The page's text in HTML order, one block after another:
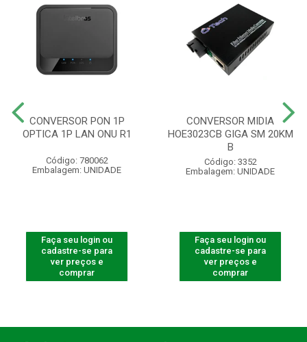
CONVERSOR PON 1P
OPTICA 1P LAN ONU R1
Código: 780062
Embalagem: UNIDADE
Faça seu login ou
cadastre-se para
ver preços e
comprar
CONVERSOR MIDIA
HOE3023CB GIGA SM 20KM
B
Código: 3352
Embalagem: UNIDADE
Faça seu login ou
cadastre-se para
ver preços e
comprar